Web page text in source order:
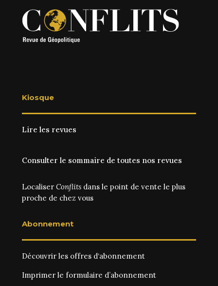
Kiosque
Lire les revues
Consulter le sommaire de toutes nos revues
Localiser Conflitsdans le point de vente le plus
proche de chez vous
Abonnement
Découvrir les offres d‘abonnement
Imprimer le formulaire d’abonnement